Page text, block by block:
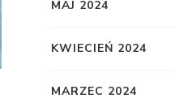
MAJ 2024
KWIECIEŃ 2024
MARZEC 2024